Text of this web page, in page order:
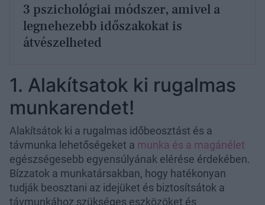
3 pszichológiai módszer, amivel a
legnehezebb időszakokat is
átvészelheted
1. Alakítsatok ki rugalmas
munkarendet!
Alakítsátok ki a rugalmas időbeosztást és a
távmunka lehetőségeket a munka és a magánélet
egészségesebb egyensúlyának elérése érdekében.
Bízzatok a munkatársakban, hogy hatékonyan
tudják beosztani az idejüket és biztosítsátok a
távmunkához szükséges eszközöket és